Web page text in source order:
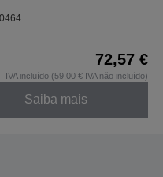
72,57 €
IVA incluído (59,00 € IVA não incluído)
Saiba mais